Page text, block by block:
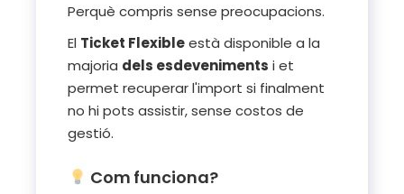
Perquè compris sense preocupacions.
El Ticket Flexibleestà disponible a la
majoria dels esdeveniments i et
permet recuperar l'import si finalment
no hi pots assistir, sense costos de
gestió.
Com funciona?